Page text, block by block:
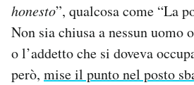
honesto”, qualcosa come “La
Non sia chiusa a nessun uomo
o l’addetto che si doveva
però, mise il punto nel posto